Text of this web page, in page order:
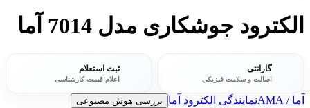
الکترود جوشکاری مدل 7014 آما
گارانتی
اصالت و سلامت فیزیکی
ثبت استعلام
اعلام قیمت کارشناسی
آما / AMA نمایندگی الکترود آما بررسی هوش مصنوعی